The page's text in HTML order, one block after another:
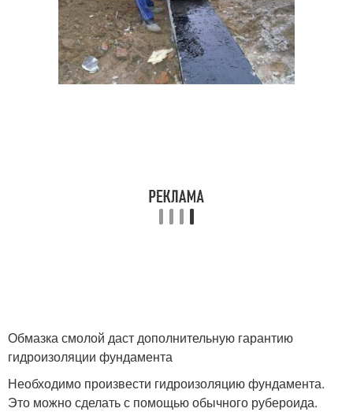
Обмазка смолой даст дополнительную гарантию
гидроизоляции фундамента
Необходимо произвести гидроизоляцию фундамента.
Это можно сделать с помощью обычного рубероида.